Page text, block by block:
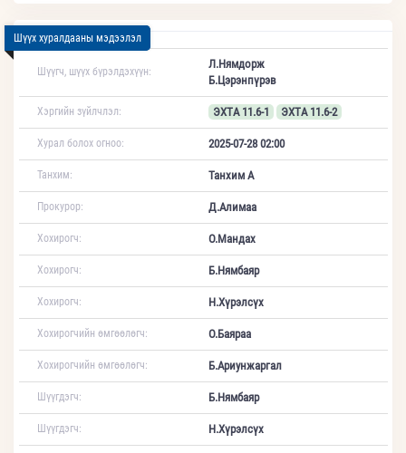
Шүүх хуралдааны мэдээлэл
Шүүгч, шүүх бүрэлдэхүүн:
Л.Нямдорж
Б.Цэрэнпүрэв
Хэргийн зүйлчлэл: ЭХТА 11.6-1 ЭХТА 11.6-2
Хурал болох огноо: 2025-07-28 02:00
Танхим: Танхим А
Прокурор: Д.Алимаа
Хохирогч: О.Мандах
Хохирогч: Б.Нямбаяр
Хохирогч: Н.Хүрэлсүх
Хохирогчийн өмгөөлөгч: О.Баяраа
Хохирогчийн өмгөөлөгч: Б.Ариунжаргал
Шүүгдэгч: Б.Нямбаяр
Шүүгдэгч: Н.Хүрэлсүх